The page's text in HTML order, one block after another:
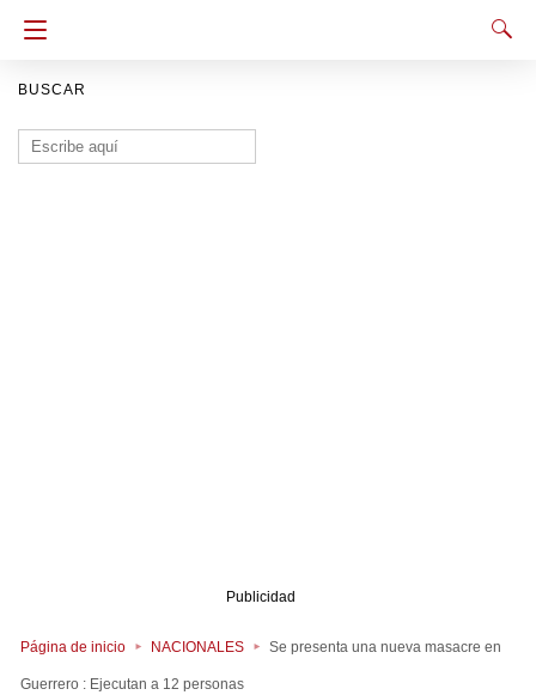
BUSCAR
Buscar:
Publicidad
Página de inicio NACIONALES Se presenta una nueva masacre en
Guerrero : Ejecutan a 12 personas